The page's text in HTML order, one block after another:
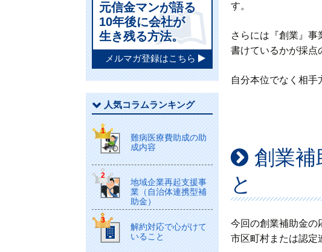
す。
さらには『創業』
書けているかが採点
自分本位でなく相手
創業補
と
今回の創業補助金の
市区町村または認定
元信金マンが語る
10年後に会社が
生き残る方法。
メルマガ登録はこちら
人気コラムランキング
難病医療費助成の助
成内容
地域企業再起支援事
業（自治体連携型補
助金）
解約対応で心がけて
いること